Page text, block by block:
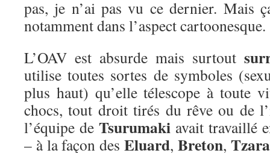
pas, je n’ai pas vu ce dernier. Mais
notamment dans l’aspect cartoonesque.
L’OAV est absurde mais surtout
utilise toutes sortes de symboles
plus haut) qu’elle télescope à toute
chocs, tout droit tirés du rêve ou de
l’équipe de Tsurumaki avait travaillé
– à la façon desEluard, Breton, Tzara